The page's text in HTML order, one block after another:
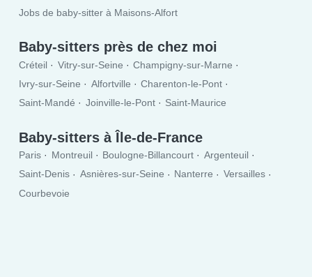
Jobs de baby-sitter à Maisons-Alfort
Baby-sitters près de chez moi
Créteil Vitry-sur-Seine
Champigny-sur-Marne
Ivry-sur-Seine
Alfortville
Charenton-le-Pont
Saint-Mandé
Joinville-le-Pont Saint-Maurice
Baby-sitters à Île-de-France
Paris Montreuil Boulogne-Billancourt
Argenteuil
Saint-Denis
Asnières-sur-Seine Nanterre
Versailles
Courbevoie